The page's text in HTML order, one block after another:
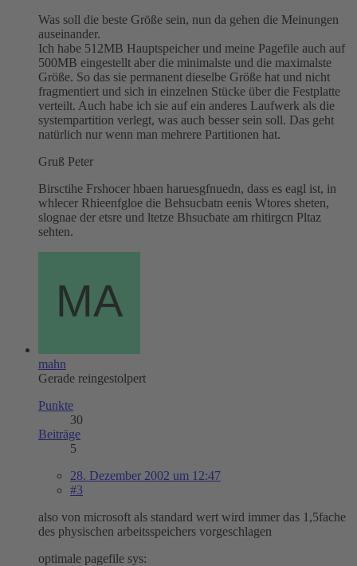
Was soll die beste Größe sein, nun da gehen die Meinungen
auseinander.
Ich habe 512MB Hauptspeicher und meine Pagefile auch auf
500MB eingestellt aber die minimalste und die maximalste
Größe. So das sie permanent dieselbe Größe hat und nicht
fragmentiert und sich in einzelnen Stücke über die Festplatte
verteilt. Auch habe ich sie auf ein anderes Laufwerk als die
systempartition verlegt, was auch besser sein soll. Das geht
natürlich nur wenn man mehrere Partitionen hat.
Gruß Peter
Birsctihe Frshocer hbaen haruesgfnuedn, dass es eagl ist, in
whlecer Rhieenfgloe die Behsucbatn eenis Wtores sheten,
slognae der etsre und ltetze Bhsucbate am rhitirgcn Pltaz
sehten.
mahn
Gerade reingestolpert
Punkte
30
Beiträge
5
28. Dezember 2002 um 12:47
#3
also von microsoft als standard wert wird immer das 1,5fache
des physischen arbeitsspeichers vorgeschlagen
optimale pagefile sys: